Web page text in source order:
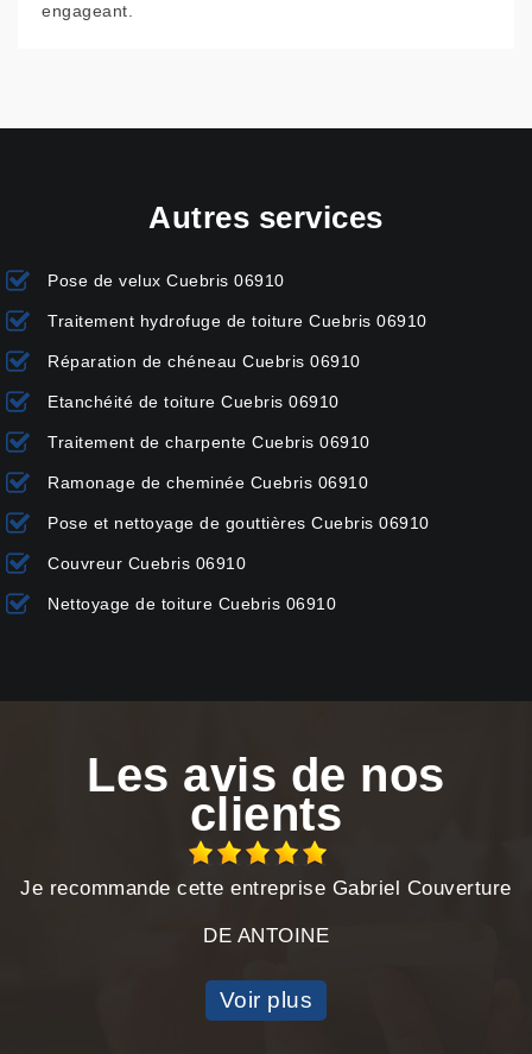
engageant.
Autres services
Pose de velux Cuebris 06910
Traitement hydrofuge de toiture Cuebris 06910
Réparation de chéneau Cuebris 06910
Etanchéité de toiture Cuebris 06910
Traitement de charpente Cuebris 06910
Ramonage de cheminée Cuebris 06910
Pose et nettoyage de gouttières Cuebris 06910
Couvreur Cuebris 06910
Nettoyage de toiture Cuebris 06910
Les avis de nos
clients
Je recommande cette entreprise Gabriel Couverture
DE ANTOINE
Voir plus